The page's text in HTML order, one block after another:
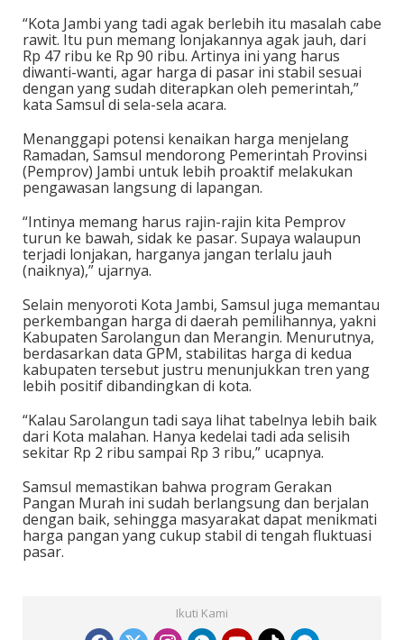
“Kota Jambi yang tadi agak berlebih itu masalah cabe
rawit. Itu pun memang lonjakannya agak jauh, dari
Rp 47 ribu ke Rp 90 ribu. Artinya ini yang harus
diwanti-wanti, agar harga di pasar ini stabil sesuai
dengan yang sudah diterapkan oleh pemerintah,”
kata Samsul di sela-sela acara.
Menanggapi potensi kenaikan harga menjelang
Ramadan, Samsul mendorong Pemerintah Provinsi
(Pemprov) Jambi untuk lebih proaktif melakukan
pengawasan langsung di lapangan.
“Intinya memang harus rajin-rajin kita Pemprov
turun ke bawah, sidak ke pasar. Supaya walaupun
terjadi lonjakan, harganya jangan terlalu jauh
(naiknya),” ujarnya.
Selain menyoroti Kota Jambi, Samsul juga memantau
perkembangan harga di daerah pemilihannya, yakni
Kabupaten Sarolangun dan Merangin. Menurutnya,
berdasarkan data GPM, stabilitas harga di kedua
kabupaten tersebut justru menunjukkan tren yang
lebih positif dibandingkan di kota.
“Kalau Sarolangun tadi saya lihat tabelnya lebih baik
dari Kota malahan. Hanya kedelai tadi ada selisih
sekitar Rp 2 ribu sampai Rp 3 ribu,” ucapnya.
Samsul memastikan bahwa program Gerakan
Pangan Murah ini sudah berlangsung dan berjalan
dengan baik, sehingga masyarakat dapat menikmati
harga pangan yang cukup stabil di tengah fluktuasi
pasar.
Ikuti Kami